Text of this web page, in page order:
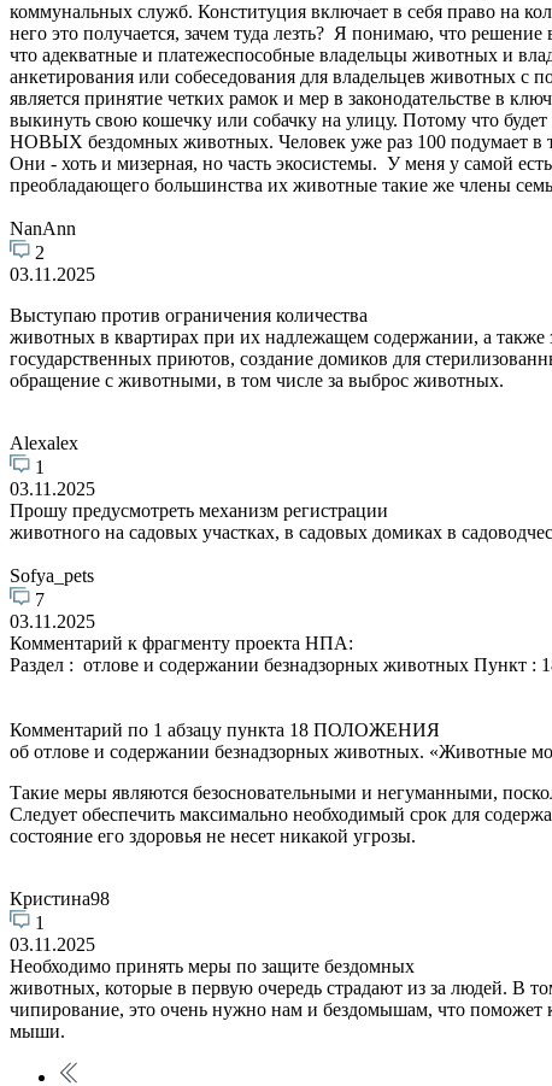
коммунальных служб. Конституция включает в себя право на
него это получается, зачем туда лезть? Я понимаю, что
что адекватные и платежеспособные владельцы животных и
анкетирования или собеседования для владельцев животных
является принятие четких рамок и мер в законодательстве в
выкинуть свою кошечку или собачку на улицу. Потому что будет
НОВЫХ бездомных животных. Человек уже раз 100 подумает в
Они - хоть и мизерная, но часть экосистемы. У меня у самой
преобладающего большинства их животные такие же члены
NanAnn
2
03.11.2025
Выступаю против ограничения количества
животных в квартирах при их надлежащем содержании, а
государственных приютов, создание домиков для
обращение с животными, в том числе за выброс животных.
Alexalex
1
03.11.2025
Прошу предусмотреть механизм регистрации
животного на садовых участках, в садовых домиках в
Sofya_pets
7
03.11.2025
Комментарий к фрагменту проекта НПА:
Раздел : отлове и содержании безнадзорных животных Пункт :
Комментарий по 1 абзацу пункта 18 ПОЛОЖЕНИЯ
об отлове и содержании безнадзорных животных. «Животные
Такие меры являются безосновательными и негуманными,
Следует обеспечить максимально необходимый срок для
состояние его здоровья не несет никакой угрозы.
Кристина98
1
03.11.2025
Необходимо принять меры по защите бездомных
животных, которые в первую очередь страдают из за людей. В
чипирование, это очень нужно нам и бездомышам, что поможет
мыши.